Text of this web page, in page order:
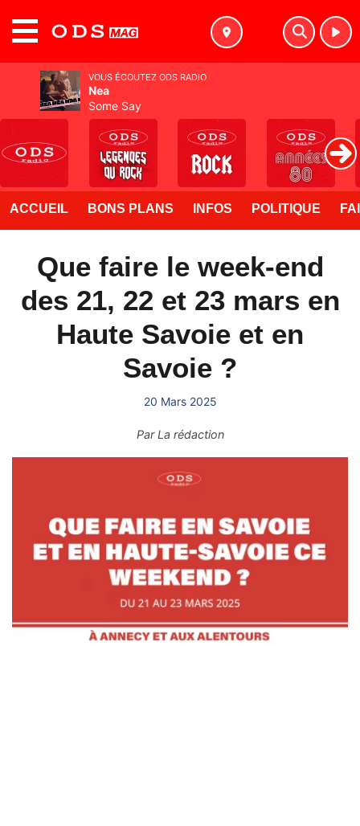
ACCUEIL BONS PLANS INFOS POLITIQUE
Que faire le week-end
des 21, 22 et 23 mars en
Haute Savoie et en
Savoie ?
20 Mars 2025
ParLa rédaction
VOUS ÉCOUTEZ ODS RADIO
Nea
Some Say